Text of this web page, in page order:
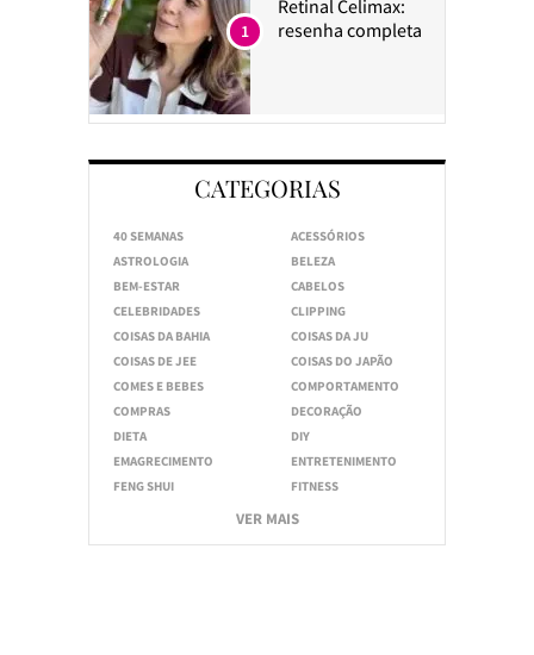
Retinal Celimax:
resenha completa
1
CATEGORIAS
40 SEMANAS
ACESSÓRIOS
ASTROLOGIA
BELEZA
BEM-ESTAR
CABELOS
CELEBRIDADES
CLIPPING
COISAS DA BAHIA
COISAS DA JU
COISAS DE JEE
COISAS DO JAPÃO
COMES E BEBES
COMPORTAMENTO
COMPRAS
DECORAÇÃO
DIETA
DIY
EMAGRECIMENTO
ENTRETENIMENTO
FENG SHUI
FITNESS
VER MAIS